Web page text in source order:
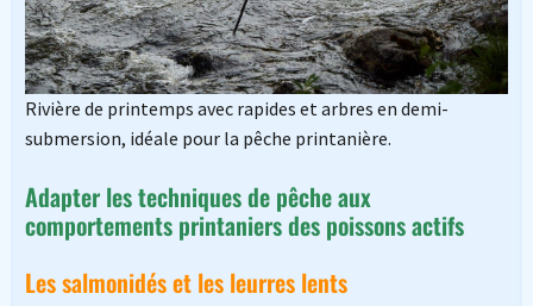
Rivière de printemps avec rapides et arbres en demi-
submersion, idéale pour la pêche printanière.
Adapter les techniques de pêche aux
comportements printaniers des poissons actifs
Les salmonidés et les leurres lents